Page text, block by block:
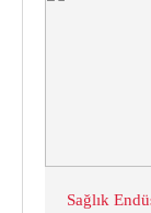
Sağlık